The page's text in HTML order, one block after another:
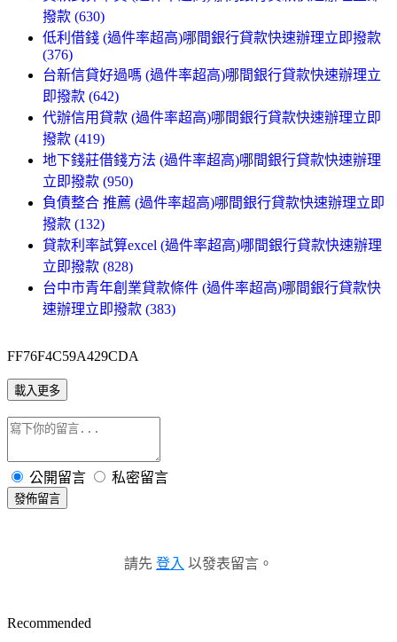
撥款 (630)
低利借錢 (過件率超高)哪間銀行貸款快速辦理立即撥款
(376)
台新信貸好過嗎 (過件率超高)哪間銀行貸款快速辦理立
即撥款 (642)
代辦信用貸款 (過件率超高)哪間銀行貸款快速辦理立即
撥款 (419)
地下錢莊借錢方法 (過件率超高)哪間銀行貸款快速辦理
立即撥款 (950)
負債整合 推薦 (過件率超高)哪間銀行貸款快速辦理立即
撥款 (132)
貸款利率試算excel (過件率超高)哪間銀行貸款快速辦理
立即撥款 (828)
台中市青年創業貸款條件 (過件率超高)哪間銀行貸款快
速辦理立即撥款 (383)
FF76F4C59A429CDA
載入更多
公開留言 私密留言
發佈留言
請先 登入 以發表留言。
Recommended